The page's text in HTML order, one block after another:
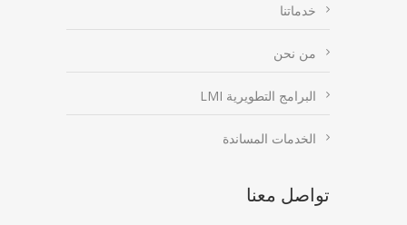
خدماتنا
من نحن
البرامج التطويرية LMI
الخدمات المساندة
تواصل معنا